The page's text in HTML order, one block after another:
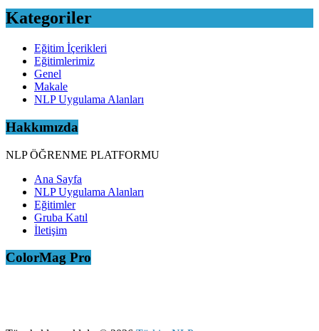
Kategoriler
Eğitim İçerikleri
Eğitimlerimiz
Genel
Makale
NLP Uygulama Alanları
Hakkımızda
NLP ÖĞRENME PLATFORMU
Ana Sayfa
NLP Uygulama Alanları
Eğitimler
Gruba Katıl
İletişim
ColorMag Pro